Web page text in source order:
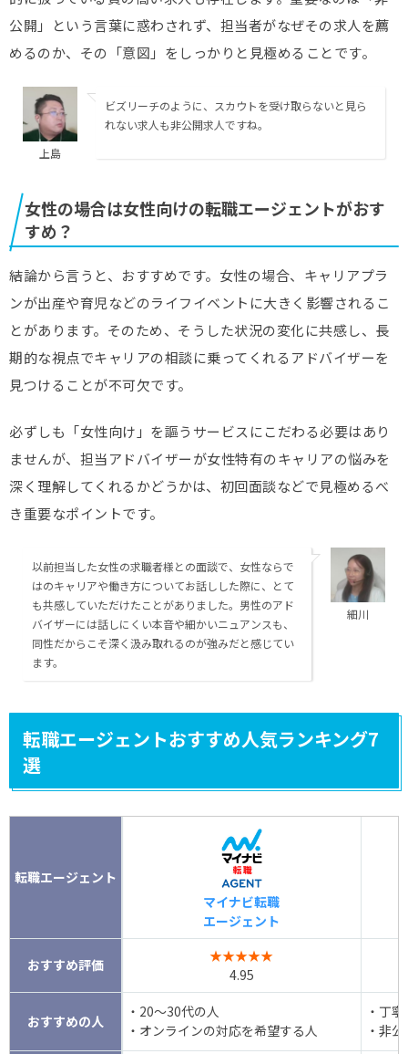
公開」という言葉に惑わされず、担当者がなぜその求人を薦
めるのか、その「意図」をしっかりと見極めることです。
上島
ビズリーチのように、スカウトを受け取らないと見ら
れない求人も非公開求人ですね。
女性の場合は女性向けの転職エージェントがおす
すめ？
結論から言うと、おすすめです。女性の場合、キャリアプラ
ンが出産や育児などのライフイベントに大きく影響されるこ
とがあります。そのため、そうした状況の変化に共感し、長
期的な視点でキャリアの相談に乗ってくれるアドバイザーを
見つけることが不可欠です。
必ずしも「女性向け」を謳うサービスにこだわる必要はあり
ませんが、担当アドバイザーが女性特有のキャリアの悩みを
深く理解してくれるかどうかは、初回面談などで見極めるべ
き重要なポイントです。
以前担当した女性の求職者様との面談で、女性ならで
はのキャリアや働き方についてお話しした際に、とて
も共感していただけたことがありました。男性のアド
バイザーには話しにくい本音や細かいニュアンスも、
同性だからこそ深く汲み取れるのが強みだと感じてい
ます。
細川
転職エージェントおすすめ人気ランキング7
選
転職エージェント
マイナビ転職
エージェント
おすすめ評価
★★★★★
4.95
おすすめの人
・20～30代の人
・オンラインの対応を希望する人
・丁
・非